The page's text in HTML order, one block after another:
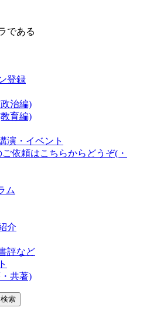
である
登録
治編)
育編)
演・イベント
依頼はこちらからどうぞ(・
ム
介
評など
共著)